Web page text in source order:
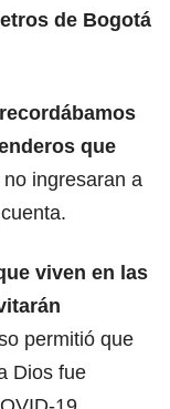
de Bogotá
que
ingresaran a
viven en las
permitió que
Dios fue